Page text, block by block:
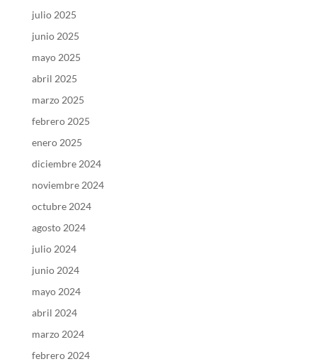
julio 2025
junio 2025
mayo 2025
abril 2025
marzo 2025
febrero 2025
enero 2025
diciembre 2024
noviembre 2024
octubre 2024
agosto 2024
julio 2024
junio 2024
mayo 2024
abril 2024
marzo 2024
febrero 2024